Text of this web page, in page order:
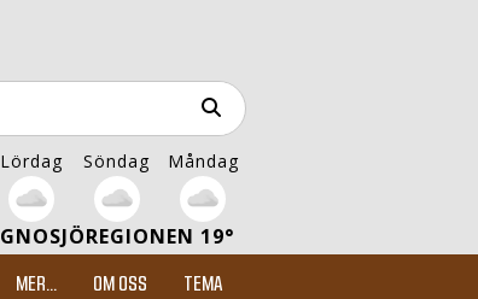
Lördag Söndag Måndag
GNOSJÖREGIONEN 19°
MER... OM OSS TEMA